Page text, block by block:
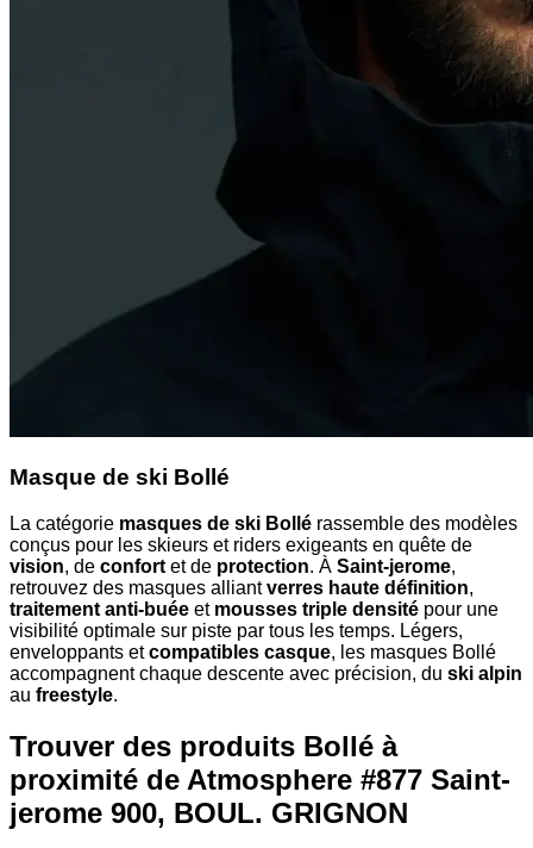
Masque de ski Bollé
La catégorie masques de ski Bollé rassemble des modèles
conçus pour les skieurs et riders exigeants en quête de
vision, de confort et de protection. À Saint-jerome,
retrouvez des masques alliantverres haute définition,
traitement anti-buée et mousses triple densité pour une
visibilité optimale sur piste par tous les temps. Légers,
enveloppants etcompatibles casque, les masques Bollé
accompagnent chaque descente avec précision, du ski alpin
au freestyle.
Trouver des produits Bollé à
proximité de Atmosphere #877 Saint-
jerome 900, BOUL. GRIGNON